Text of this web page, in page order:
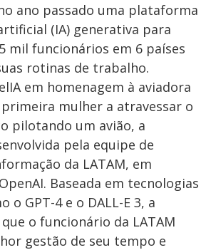
ano passado uma plataforma
(IA) generativa para
mil funcionários em 6 países
rotinas de trabalho.
em homenagem à aviadora
mulher a atravessar o
pilotando um avião, a
pela equipe de
da LATAM, em
Baseada em tecnologias
o GPT-4 e o DALL-E 3, a
o funcionário da LATAM
gestão de seu tempo e